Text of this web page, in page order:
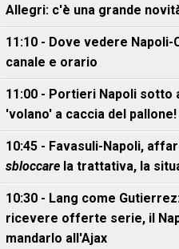
Allegri: c'è una grande
11:10 - Dove vedere
canale e orario
11:00 - Portieri Napoli
'volano' a caccia del pallone!
10:45 - Favasuli-Napoli,
sbloccare la trattativa, la
10:30 - Lang come
ricevere offerte serie, il
mandarlo all'Ajax